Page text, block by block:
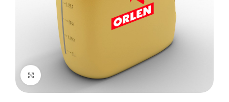
Kliknij, aby powiększyć